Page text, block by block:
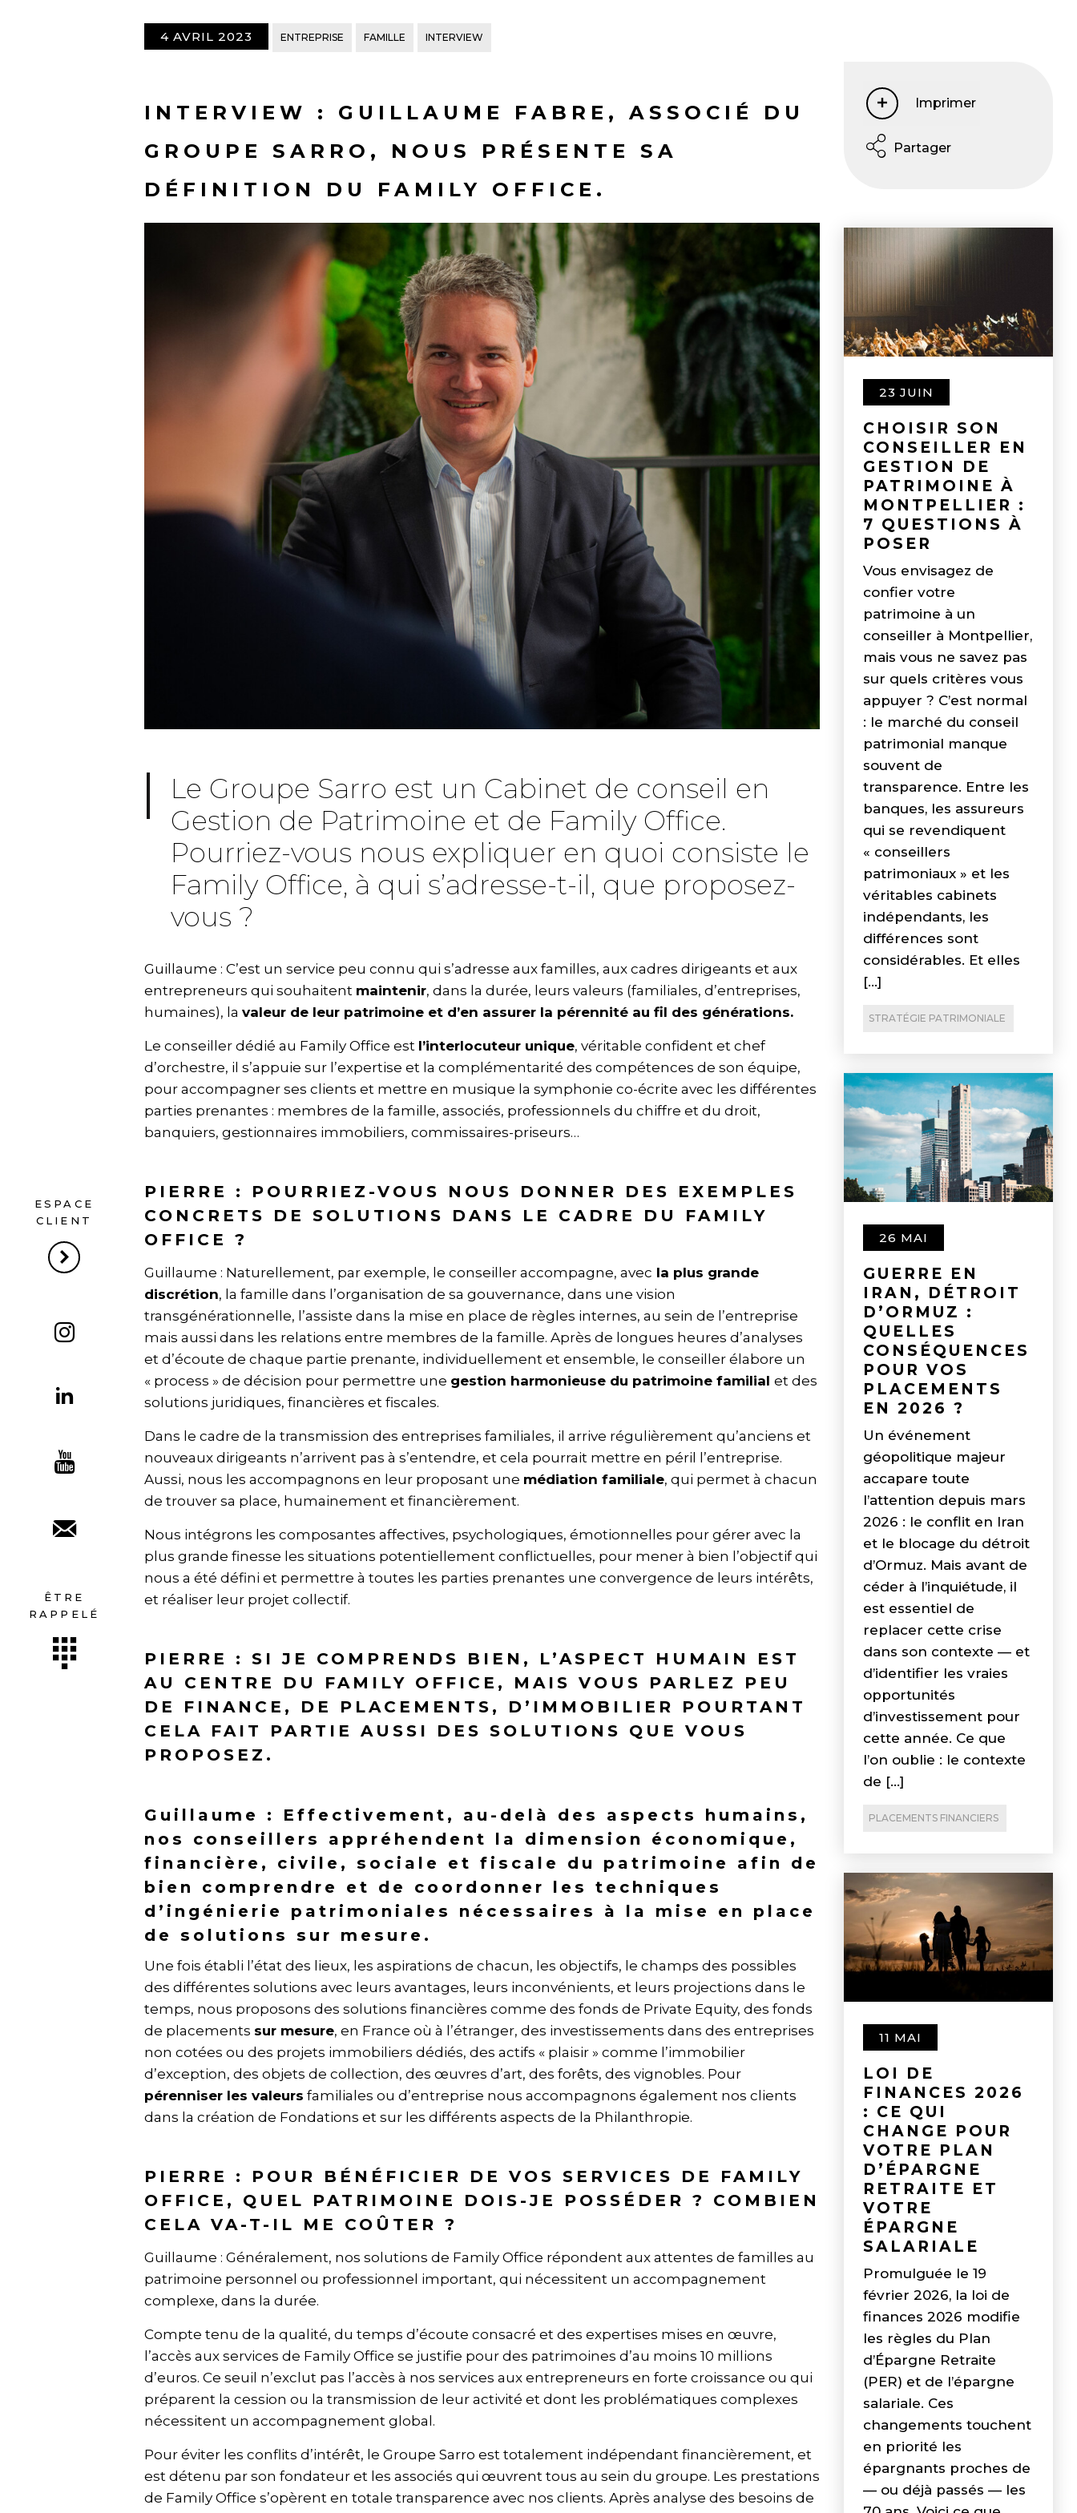
ESPACE
CLIENT
ÊTRE
RAPPELÉ
4 AVRIL 2023 ENTREPRISE FAMILLE INTERVIEW
INTERVIEW : GUILLAUME FABRE, ASSOCIÉ DU
GROUPE SARRO, NOUS PRÉSENTE SA
DÉFINITION DU FAMILY OFFICE.
Le Groupe Sarro est un Cabinet de conseil en
Gestion de Patrimoine et de Family Office.
Pourriez-vous nous expliquer en quoi consiste le
Family Office, à qui s’adresse-t-il, que proposez-
vous ?
Guillaume : C’est un service peu connu qui s’adresse aux familles, aux cadres dirigeants et aux
entrepreneurs qui souhaitent maintenir, dans la durée, leurs valeurs (familiales, d’entreprises,
humaines), la valeur de leur patrimoine et d’en assurer la pérennité au fil des générations.
Le conseiller dédié au Family Office est l’interlocuteur unique, véritable confident et chef
d’orchestre, il s’appuie sur l’expertise et la complémentarité des compétences de son équipe,
pour accompagner ses clients et mettre en musique la symphonie co-écrite avec les différentes
parties prenantes : membres de la famille, associés, professionnels du chiffre et du droit,
banquiers, gestionnaires immobiliers, commissaires-priseurs…
PIERRE : POURRIEZ-VOUS NOUS DONNER DES EXEMPLES
CONCRETS DE SOLUTIONS DANS LE CADRE DU FAMILY
OFFICE ?
Guillaume : Naturellement, par exemple, le conseiller accompagne, avec la plus grande
discrétion, la famille dans l’organisation de sa gouvernance, dans une vision
transgénérationnelle, l’assiste dans la mise en place de règles internes, au sein de l’entreprise
mais aussi dans les relations entre membres de la famille. Après de longues heures d’analyses
et d’écoute de chaque partie prenante, individuellement et ensemble, le conseiller élabore un
« process » de décision pour permettre une gestion harmonieuse du patrimoine familial et des
solutions juridiques, financières et fiscales.
Dans le cadre de la transmission des entreprises familiales, il arrive régulièrement qu’anciens et
nouveaux dirigeants n’arrivent pas à s’entendre, et cela pourrait mettre en péril l’entreprise.
Aussi, nous les accompagnons en leur proposant une médiation familiale, qui permet à chacun
de trouver sa place, humainement et financièrement.
Nous intégrons les composantes affectives, psychologiques, émotionnelles pour gérer avec la
plus grande finesse les situations potentiellement conflictuelles, pour mener à bien l’objectif qui
nous a été défini et permettre à toutes les parties prenantes une convergence de leurs intérêts,
et réaliser leur projet collectif.
PIERRE : SI JE COMPRENDS BIEN, L’ASPECT HUMAIN EST
AU CENTRE DU FAMILY OFFICE, MAIS VOUS PARLEZ PEU
DE FINANCE, DE PLACEMENTS, D’IMMOBILIER POURTANT
CELA FAIT PARTIE AUSSI DES SOLUTIONS QUE VOUS
PROPOSEZ.
Guillaume : Effectivement, au-delà des aspects humains,
nos conseillers appréhendent la dimension économique,
financière, civile, sociale et fiscale du patrimoine afin de
bien comprendre et de coordonner les techniques
d’ingénierie patrimoniales nécessaires à la mise en place
de solutions sur mesure.
Une fois établi l’état des lieux, les aspirations de chacun, les objectifs, le champs des possibles
des différentes solutions avec leurs avantages, leurs inconvénients, et leurs projections dans le
temps, nous proposons des solutions financières comme des fonds de Private Equity, des fonds
de placements sur mesure, en France où à l’étranger, des investissements dans des entreprises
non cotées ou des projets immobiliers dédiés, des actifs « plaisir » comme l’immobilier
d’exception, des objets de collection, des œuvres d’art, des forêts, des vignobles. Pour
pérenniser les valeurs familiales ou d’entreprise nous accompagnons également nos clients
dans la création de Fondations et sur les différents aspects de la Philanthropie.
PIERRE : POUR BÉNÉFICIER DE VOS SERVICES DE FAMILY
OFFICE, QUEL PATRIMOINE DOIS-JE POSSÉDER ? COMBIEN
CELA VA-T-IL ME COÛTER ?
Guillaume : Généralement, nos solutions de Family Office répondent aux attentes de familles au
patrimoine personnel ou professionnel important, qui nécessitent un accompagnement
complexe, dans la durée.
Compte tenu de la qualité, du temps d’écoute consacré et des expertises mises en œuvre,
l’accès aux services de Family Office se justifie pour des patrimoines d’au moins 10 millions
d’euros. Ce seuil n’exclut pas l’accès à nos services aux entrepreneurs en forte croissance ou qui
préparent la cession ou la transmission de leur activité et dont les problématiques complexes
nécessitent un accompagnement global.
Pour éviter les conflits d’intérêt, le Groupe Sarro est totalement indépendant financièrement, et
est détenu par son fondateur et les associés qui œuvrent tous au sein du groupe. Les prestations
de Family Office s’opèrent en totale transparence avec nos clients. Après analyse des besoins de
Imprimer
Partager
23 JUIN
CHOISIR SON
CONSEILLER EN
GESTION DE
PATRIMOINE À
MONTPELLIER :
7 QUESTIONS À
POSER
Vous envisagez de
confier votre
patrimoine à un
conseiller à Montpellier,
mais vous ne savez pas
sur quels critères vous
appuyer ? C’est normal
: le marché du conseil
patrimonial manque
souvent de
transparence. Entre les
banques, les assureurs
qui se revendiquent
« conseillers
patrimoniaux » et les
véritables cabinets
indépendants, les
différences sont
considérables. Et elles
[…]
STRATÉGIE PATRIMONIALE
26 MAI
GUERRE EN
IRAN, DÉTROIT
D’ORMUZ :
QUELLES
CONSÉQUENCES
POUR VOS
PLACEMENTS
EN 2026 ?
Un événement
géopolitique majeur
accapare toute
l’attention depuis mars
2026 : le conflit en Iran
et le blocage du détroit
d’Ormuz. Mais avant de
céder à l’inquiétude, il
est essentiel de
replacer cette crise
dans son contexte — et
d’identifier les vraies
opportunités
d’investissement pour
cette année. Ce que
l’on oublie : le contexte
de […]
PLACEMENTS FINANCIERS
11 MAI
LOI DE
FINANCES 2026
: CE QUI
CHANGE POUR
VOTRE PLAN
D’ÉPARGNE
RETRAITE ET
VOTRE
ÉPARGNE
SALARIALE
Promulguée le 19
février 2026, la loi de
finances 2026 modifie
les règles du Plan
d’Épargne Retraite
(PER) et de l’épargne
salariale. Ces
changements touchent
en priorité les
épargnants proches de
— ou déjà passés — les